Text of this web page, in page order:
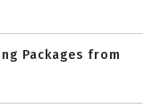
Packages from